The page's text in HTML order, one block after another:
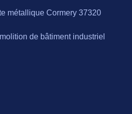
métallique Cormery 37320
de bâtiment industriel